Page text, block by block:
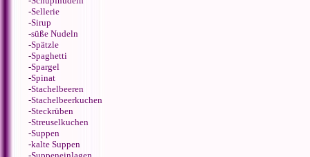
-Sellerie
-Sirup
-süße Nudeln
-Spätzle
-Spaghetti
-Spargel
-Spinat
-Stachelbeeren
-Stachelbeerkuchen
-Steckrüben
-Streuselkuchen
-Suppen
-kalte Suppen